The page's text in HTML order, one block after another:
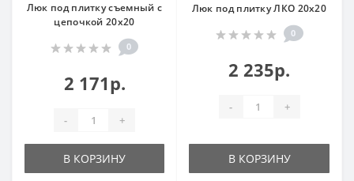
Люк под плитку съемный с
цепочкой 20x20
0
2 171р.
- +
В КОРЗИНУ
Люк под плитку ЛКО 20x20
0
2 235р.
- +
В КОРЗИНУ